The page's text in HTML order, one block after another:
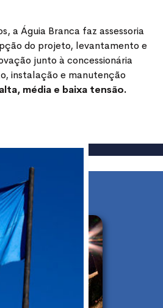
a Águia Branca faz assessoria
do projeto, levantamento e
junto à concessionária
instalação e manutenção
média e baixa tensão.